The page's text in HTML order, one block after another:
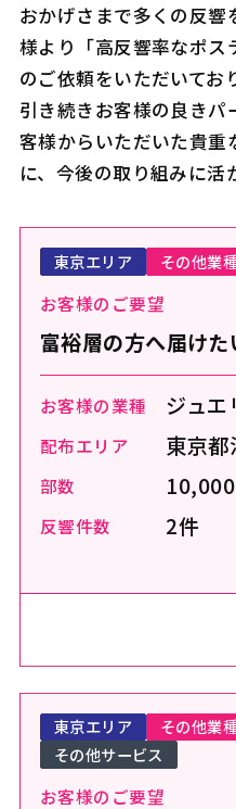
おかげさまで多くの反響
様より「高反響率なポス
のご依頼をいただいてお
引き続きお客様の良きパ
客様からいただいた貴重
に、今後の取り組みに活
お客様のご要望
富裕層の方へ届けた
お客様の業種 ジュエ
配布エリア 東京
部数
反響件数 2件
東京エリア その他業
お客様のご要望
東京エリア その他業
その他サービス